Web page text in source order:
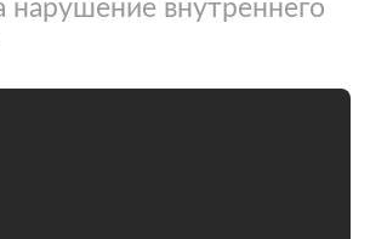
нарушение внутреннего